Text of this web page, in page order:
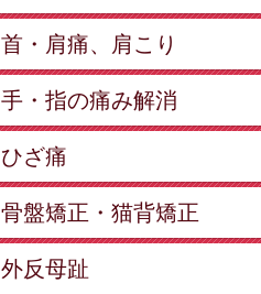
首・肩痛、肩こり
手・指の痛み解消
ひざ痛
骨盤矯正・猫背矯正
外反母趾